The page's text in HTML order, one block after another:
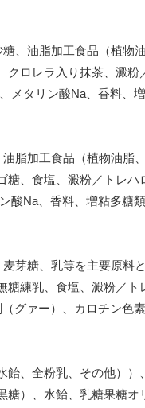
、油脂加工食品（植物
ロレラ入り抹茶、澱
メタリン酸Na、香料、
脂加工食品（植物油脂
、食塩、澱粉／トレ
酸Na、香料、増粘多糖
芽糖、乳等を主要原料
練乳、食塩、澱粉／ト
グァー）、カロチン色素
、全粉乳、その他）
）、水飴、乳糖果糖